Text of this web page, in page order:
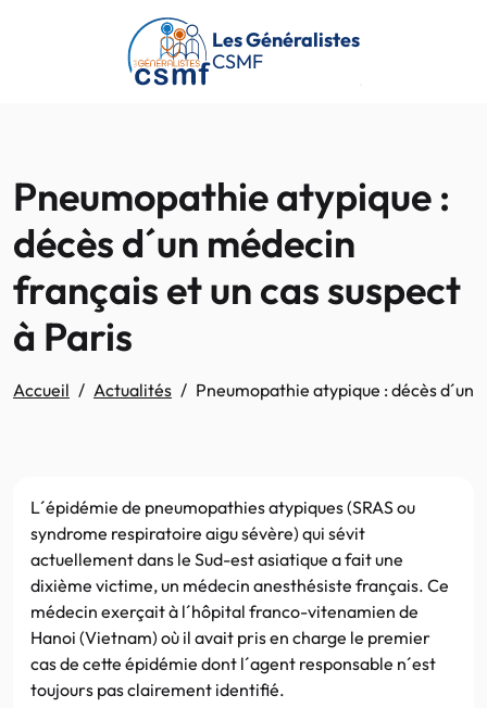
Passer au contenu principal
Les Généralistes
CSMF
Pneumopathie atypique :
décès d´un médecin
français et un cas suspect
à Paris
Accueil Actualités Pneumopathie atypique : décès d´un
L´épidémie de pneumopathies atypiques (SRAS ou
syndrome respiratoire aigu sévère) qui sévit
actuellement dans le Sud-est asiatique a fait une
dixième victime, un médecin anesthésiste français. Ce
médecin exerçait à l´hôpital franco-vitenamien de
Hanoi (Vietnam) où il avait pris en charge le premier
cas de cette épidémie dont l´agent responsable n´est
toujours pas clairement identifié.